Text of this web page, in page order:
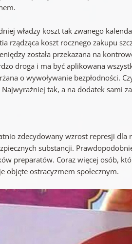
władzy koszt tak zwanego
rządząca koszt rocznego zakupu
została przekazana na
droga i ma być aplikowana
o wywoływanie bezpłodności.
tak, a na dodatek sami
zdecydowany wzrost represji
substancji.
preparatów. Coraz więcej osób,
objęte ostracyzmem społecznym.